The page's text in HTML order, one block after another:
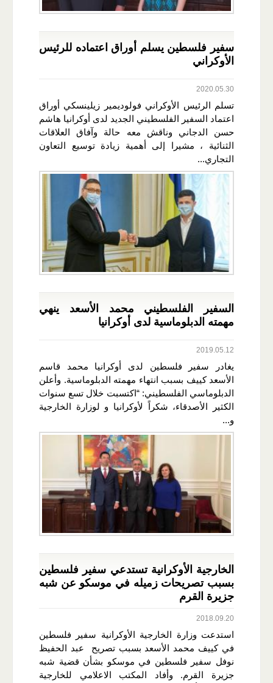
سفير فلسطين يسلم أوراق اعتماده للرئيس
الأوكراني
2020.05.30
تسلم الرئيس الأوكراني فولوديمير زيلينسكي أوراق
اعتماد السفير الفلسطيني الجديد لدى أوكرانيا هاشم
حسن الدجاني وناقش معه حالة وآفاق العلاقات
الثنائية ، مشيرا إلى أهمية زيادة توسيع التعاون
التجاري...
السفير الفلسطيني محمد الأسعد ينهي
مهمته الدبلوماسية لدى أوكرانيا
2019.05.12
يغادر سفير فلسطين لدى أوكرانيا محمد قاسم
الأسعد كييف بسبب انتهاء مهمته الدبلوماسية. وأعلن
الدبلوماسي الفلسطيني: “اكتسبت خلال تسع سنوات
الكثير الأصدقاء، شكراً لأوكرانيا و لوزارة الخارجية
و...
الخارجية الأوكرانية تستدعي سفير فلسطين
بسبب تصريحات زميله في موسكو عن شبه
جزيرة القرم
2018.09.20
استدعت وزارة الخارجية الأوكرانية سفير فلسطين
في كييف محمد الأسعد بسبب تصريح عبد الحفيظ
نوفل سفير فلسطين في موسكو بشأن قضية شبه
جزيرة القرم. وأفاد المكتب الاعلامي للخارجية